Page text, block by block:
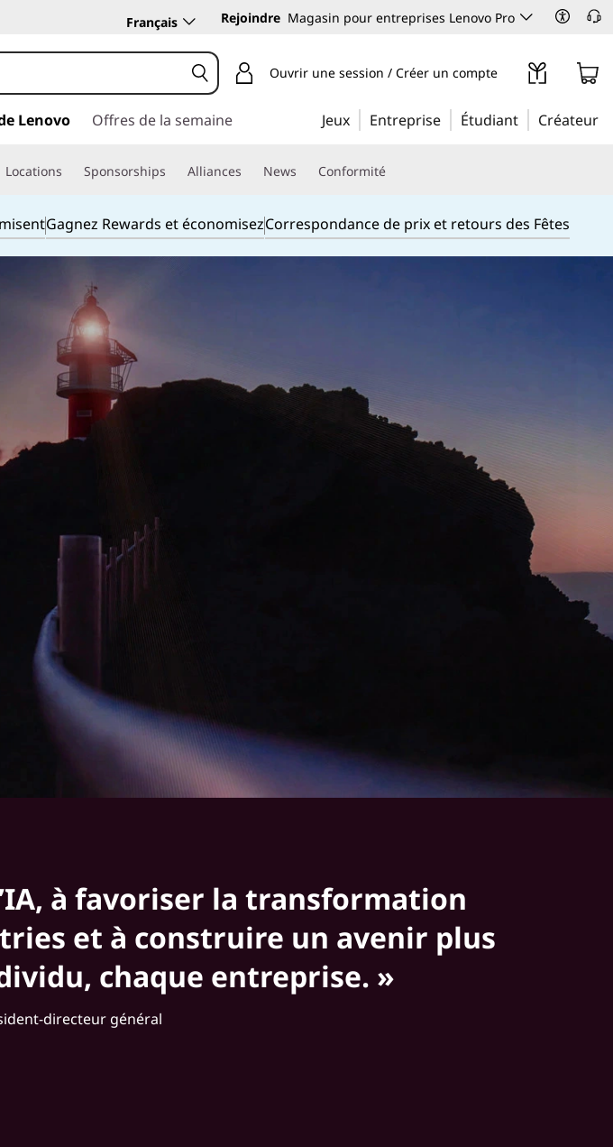
Français Rejoindre Magasin pour entreprises Lenovo Pro
Ouvrir une session / Créer un compte
Lenovo Offres de la semaine Jeux Entreprise Étudiant Créateur
Locations Sponsorships Alliances News Conformité
Gagnez Rewards et économisezCorrespondance de prix et retours des Fêtes
à favoriser la transformation
et à construire un avenir plus
chaque entreprise. »
directeur général